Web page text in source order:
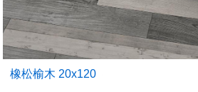
橡松榆木 20x120